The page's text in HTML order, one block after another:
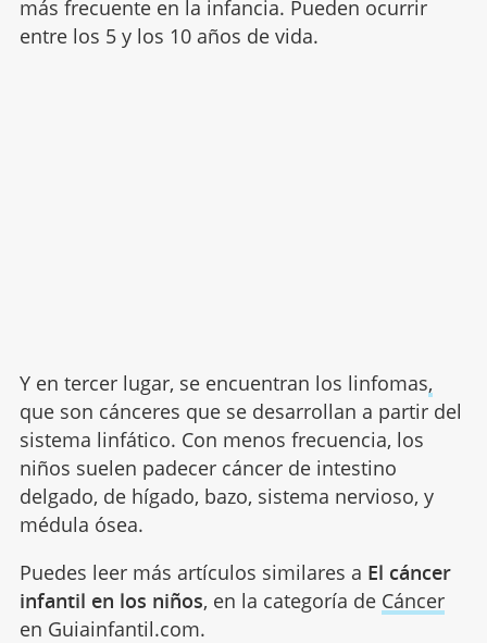
más frecuente en la infancia. Pueden ocurrir
entre los 5 y los 10 años de vida.
Y en tercer lugar, se encuentran los linfomas,
que son cánceres que se desarrollan a partir del
sistema linfático. Con menos frecuencia, los
niños suelen padecer cáncer de intestino
delgado, de hígado, bazo, sistema nervioso, y
médula ósea.
Puedes leer más artículos similares a El cáncer
infantil en los niños, en la categoría de Cáncer
en Guiainfantil.com.